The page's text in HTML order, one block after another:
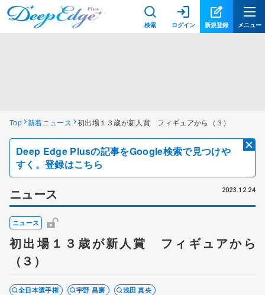
検索 ログイン 新規登録 メニュー
Top 新着ニュース 初出場１３歳が新人賞 フィギュアから（３）
Deep Edge Plusの記事をGoogle検索で見つけや
すく。登録はこちら
ニュース 2023.12.24
ニュース
初出場１３歳が新人賞 フィギュアから
（３）
全日本選手権 宇野 昌磨 浅田 真央